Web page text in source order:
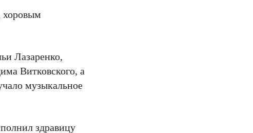
хоровым
Лазаренко,
Витковского, а
музыкальное
здравицу